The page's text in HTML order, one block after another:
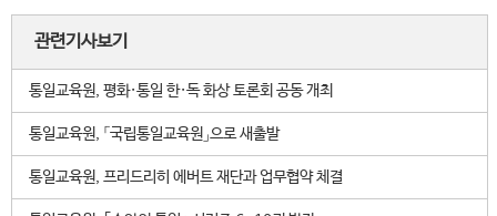
관련기사보기
통일교육원, 평화·통일 한·독 화상 토론회 공동 개최
통일교육원, 「국립통일교육원」으로 새출발
통일교육원, 프리드리히 에버트 재단과 업무협약 체결